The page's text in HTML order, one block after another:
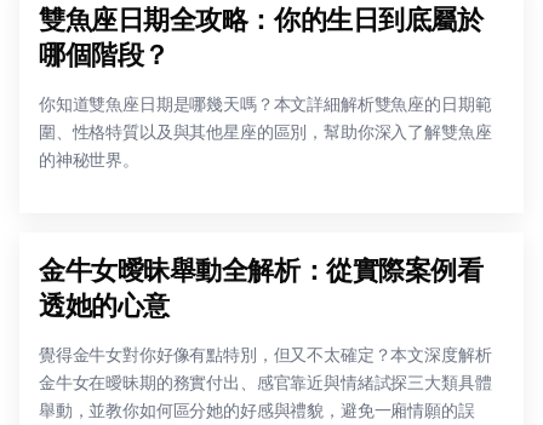
雙魚座日期全攻略：你的生日到底屬於
哪個階段？
你知道雙魚座日期是哪幾天嗎？本文詳細解析雙魚座的日期範
圍、性格特質以及與其他星座的區別，幫助你深入了解雙魚座
的神秘世界。
金牛女曖昧舉動全解析：從實際案例看
透她的心意
覺得金牛女對你好像有點特別，但又不太確定？本文深度解析
金牛女在曖昧期的務實付出、感官靠近與情緒試探三大類具體
舉動，並教你如何區分她的好感與禮貌，避免一廂情願的誤